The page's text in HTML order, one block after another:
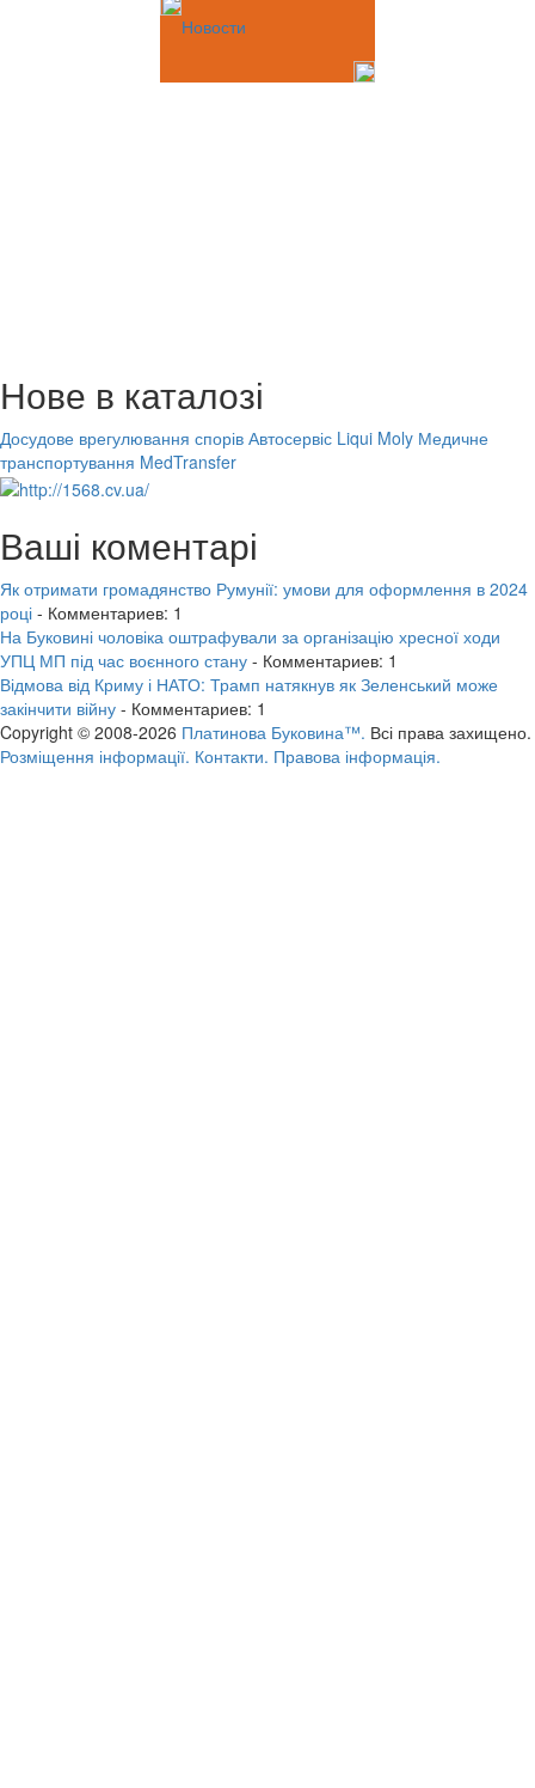
Новости
Нове в каталозі
Досудове врегулювання спорів Автосервіс Liqui Moly Медичне
транспортування MedTransfer
Ваші коментарі
Як отримати громадянство Румунії: умови для оформлення в 2024
році - Комментариев: 1
На Буковині чоловіка оштрафували за організацію хресної ходи
УПЦ МП під час воєнного стану - Комментариев: 1
Відмова від Криму і НАТО: Трамп натякнув як Зеленський може
закінчити війну - Комментариев: 1
Copyright © 2008-2026 Платинова Буковина™. Всі права захищено.
Розміщення інформації. Контакти. Правова інформація.